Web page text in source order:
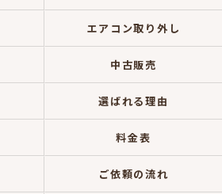
エアコン取り外し
中古販売
選ばれる理由
料金表
ご依頼の流れ